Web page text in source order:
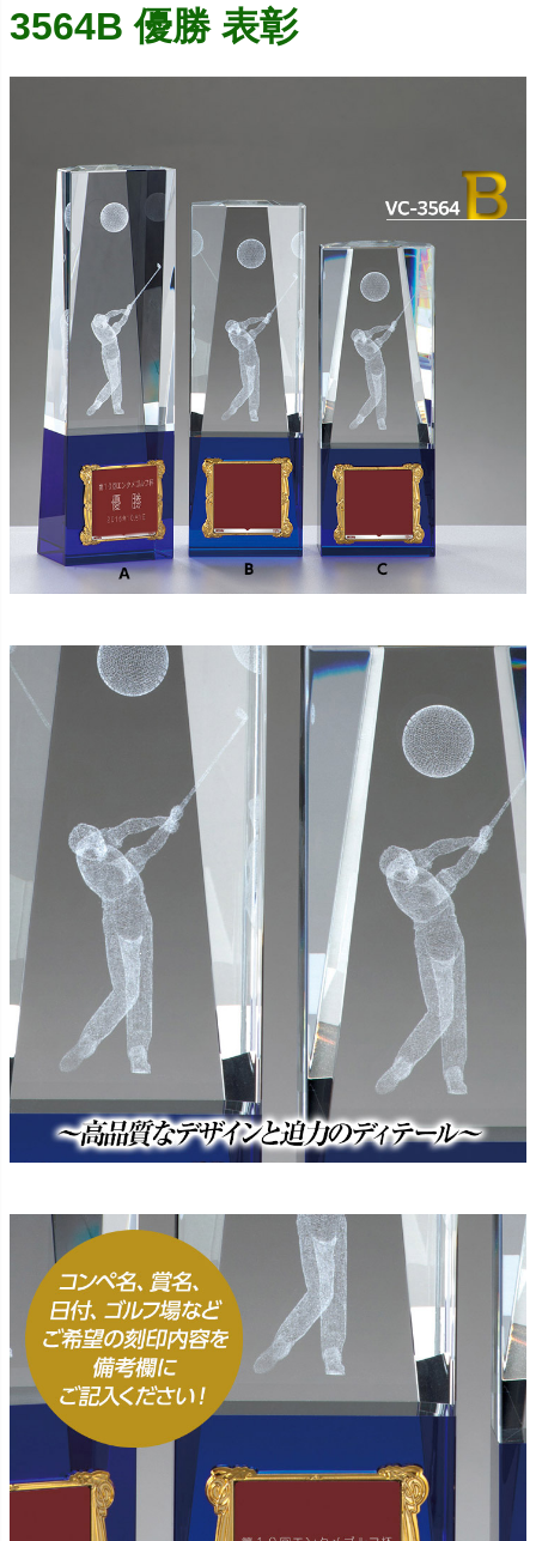
3564B 優勝 表彰